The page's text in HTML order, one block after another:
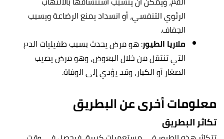
الرئوي التنفسي، أو انسداد يمنع الرضاعة ويسبب
الجفاف.
ملاريا الطيور: هو مرض يحدث بسبب طفيليات الدم
التي تنتقل من خلال البعوض، وهو مرض يصيب
الصغار أو الكبار، وقد يؤدي إلى الوفاة.
معلومات أخرى عنالبطريق
تكاثر البطريق